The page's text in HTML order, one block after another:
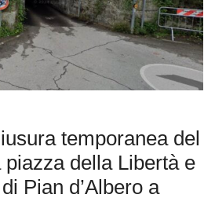
temporanea del
della Libertà e
Pian d’Albero a